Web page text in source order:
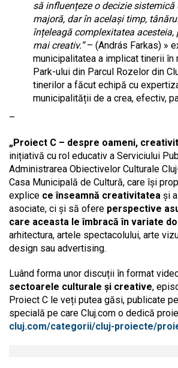
să influențeze o decizie
majoră, dar în același timp,
înțeleagă complexitatea acesteia,
mai creativ.”– (András Farkas) »
municipalitatea a implicat tinerii în
Park-ului din Parcul Rozelor din
tinerilor a făcut echipă cu
municipalității de a crea, efectiv,
–
„Proiect C – despre oameni,
inițiativă cu rol educativ a Serviciului
Administrarea Obiectivelor Culturale
Casa Municipală de Cultură, care își
explice ce înseamnă creativitatea și
asociate, ci și să ofere perspective
care aceasta le îmbracă în variate
arhitectura, artele spectacolului, arte
design sau advertising.
Luând forma unor discuții în format
sectoarele culturale și creative,
Proiect C le veți putea găsi, publicate
specială pe care Cluj.com o dedică
cluj.com/categorii/cluj-proiecte/